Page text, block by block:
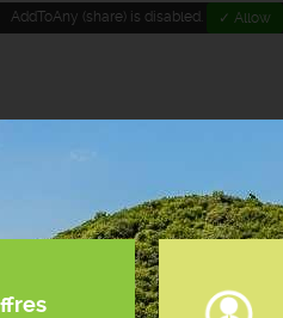
AddToAny (share) is disabled. ✓ Allow